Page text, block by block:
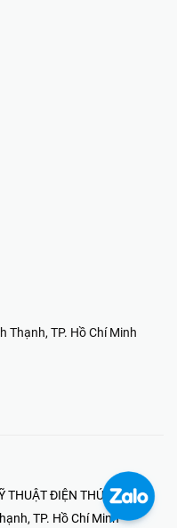
TP. Hồ Chí Minh
THUẬT ĐIỆN THÚY NHI
TP. Hồ Chí Minh